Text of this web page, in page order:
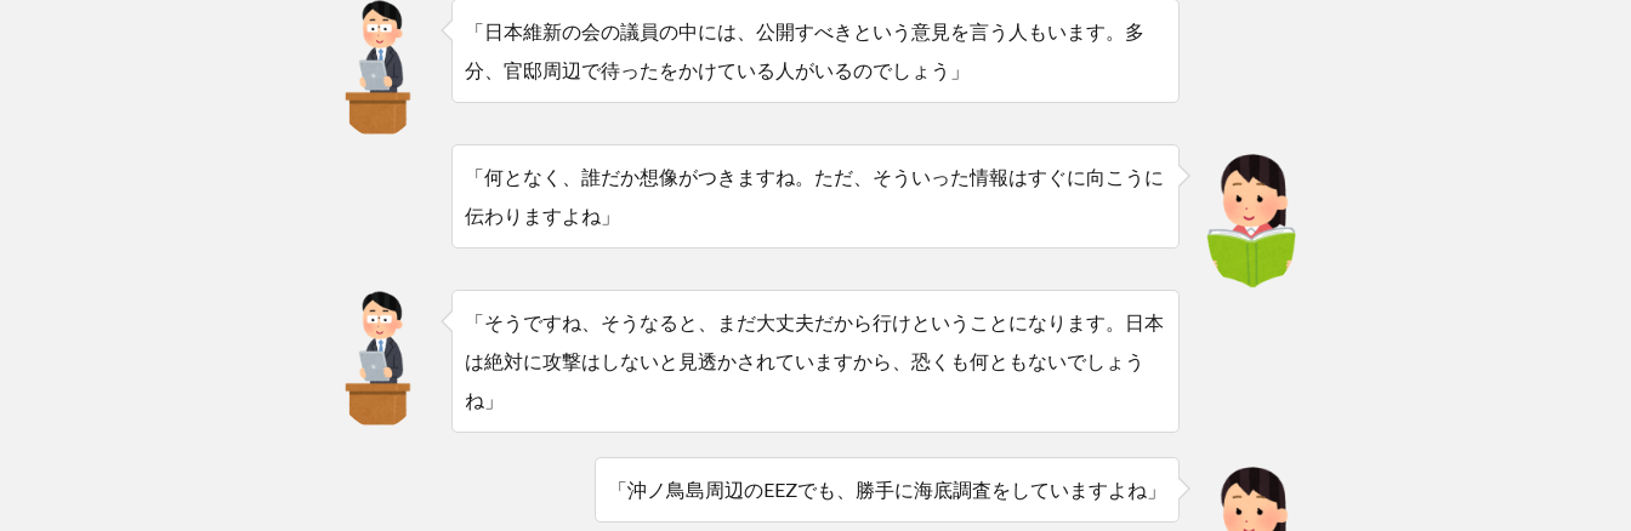
「日本維新の会の議員の中には、公開すべきという意見を言う人もいます。多
分、官邸周辺で待ったをかけている人がいるのでしょう」
「何となく、誰だか想像がつきますね。ただ、そういった情報はすぐに向こうに
伝わりますよね」
「そうですね、そうなると、まだ大丈夫だから行けということになります。日本
は絶対に攻撃はしないと見透かされていますから、恐くも何ともないでしょう
ね」
「沖ノ鳥島周辺のEEZでも、勝手に海底調査をしていますよね」